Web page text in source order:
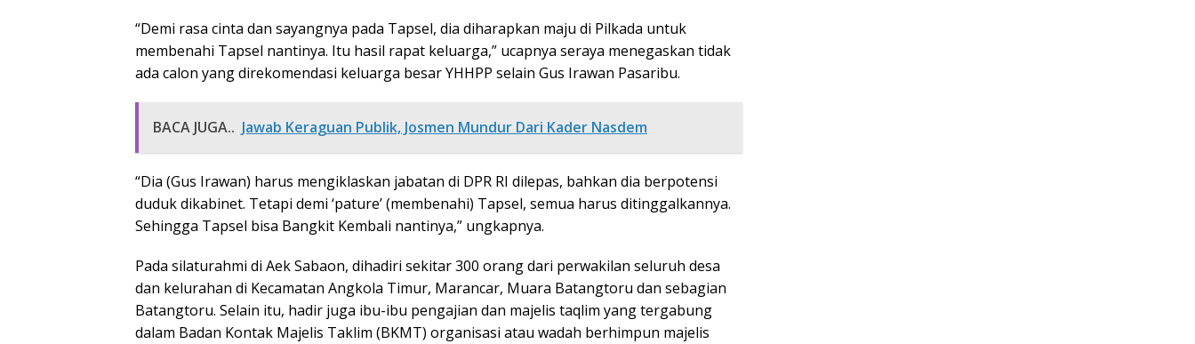
“Demi rasa cinta dan sayangnya pada Tapsel, dia diharapkan maju di Pilkada untuk
membenahi Tapsel nantinya. Itu hasil rapat keluarga,” ucapnya seraya menegaskan tidak
ada calon yang direkomendasi keluarga besar YHHPP selain Gus Irawan Pasaribu.
BACA JUGA.. Jawab Keraguan Publik, Josmen Mundur Dari Kader Nasdem
“Dia (Gus Irawan) harus mengiklaskan jabatan di DPR RI dilepas, bahkan dia berpotensi
duduk dikabinet. Tetapi demi ‘pature’ (membenahi) Tapsel, semua harus ditinggalkannya.
Sehingga Tapsel bisa Bangkit Kembali nantinya,” ungkapnya.
Pada silaturahmi di Aek Sabaon, dihadiri sekitar 300 orang dari perwakilan seluruh desa
dan kelurahan di Kecamatan Angkola Timur, Marancar, Muara Batangtoru dan sebagian
Batangtoru. Selain itu, hadir juga ibu-ibu pengajian dan majelis taqlim yang tergabung
dalam Badan Kontak Majelis Taklim (BKMT) organisasi atau wadah berhimpun majelis